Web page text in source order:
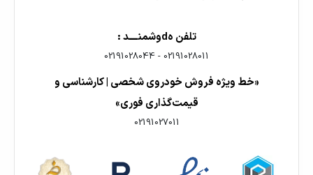
تلفن هdوشمنــــد :
02191028011
-
02191028044
«خط ویژه فروش خودروی شخصی | کارشناسی و
قیمت‌گذاری فوری»
02191027011